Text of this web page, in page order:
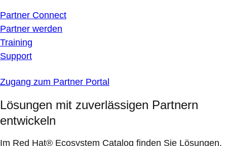
Partner Connect
Partner werden
Training
Support
Zugang zum Partner Portal
Lösungen mit zuverlässigen Partnern
entwickeln
Im Red Hat® Ecosystem Catalog finden Sie Lösungen,